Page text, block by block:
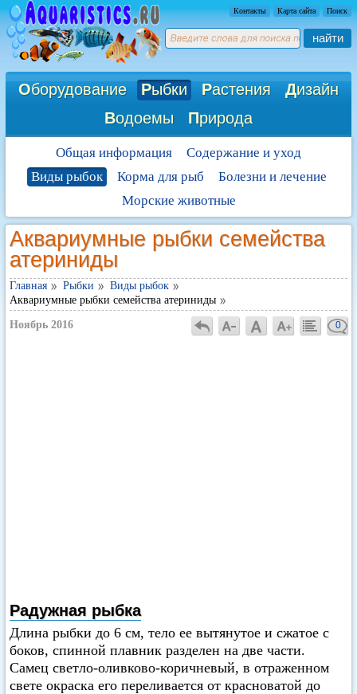
Контакты Карта сайта Поиск
найти
Оборудование Рыбки Растения Дизайн
Водоемы Природа
Общая информация
Содержание и уход
Виды рыбок
Корма для рыб
Болезни и лечение
Морские животные
Аквариумные рыбки семейства
атериниды
Главная Рыбки
Виды рыбок
Аквариумные рыбки семейства атериниды
Ноябрь 2016 0
Радужная рыбка
Длина рыбки до 6 см, тело ее вытянутое и сжатое с
боков, спинной плавник разделен на две части.
Самец светло-оливково-коричневый, в отраженном
свете окраска его переливается от красноватой до